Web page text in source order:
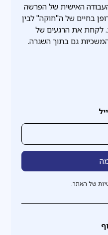
של האתר.
האישית של הפרשה
בחיים של ה"חוקה" לבין
לקחת את הרגעים של
גם בתוך השגרה.